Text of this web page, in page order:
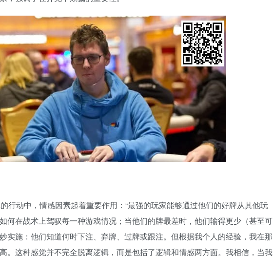
行动中，情感因素起着重要作用：“最强的玩家能够通过他们的好牌从其他玩
何在战术上驾驭每一种游戏情况；当他们的牌最差时，他们输得更少（甚至可
实施：他们知道何时下注、弃牌、过牌或跟注。但根据我个人的经验，我在那
。这种感觉并不完全脱离逻辑，而是包括了逻辑和情感两方面。我相信，当我